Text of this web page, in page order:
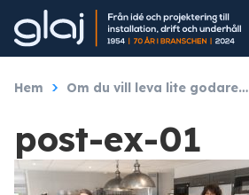
Hem Om du vill leva lite godare…
post-ex-01